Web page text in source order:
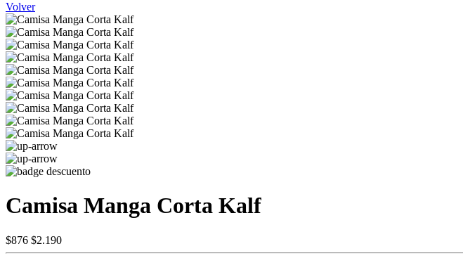
Volver
Camisa Manga Corta Kalf
$876 $2.190